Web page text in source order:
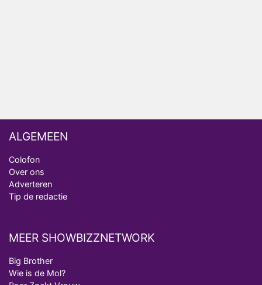
ALGEMEEN
Colofon
Over ons
Adverteren
Tip de redactie
MEER SHOWBIZZNETWORK
Big Brother
Wie is de Mol?